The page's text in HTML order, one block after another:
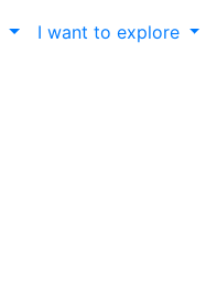
I want to explore